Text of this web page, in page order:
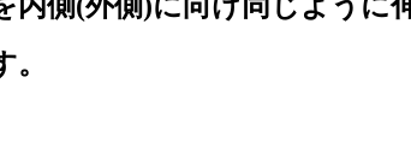
内側(外側)に向け同じように